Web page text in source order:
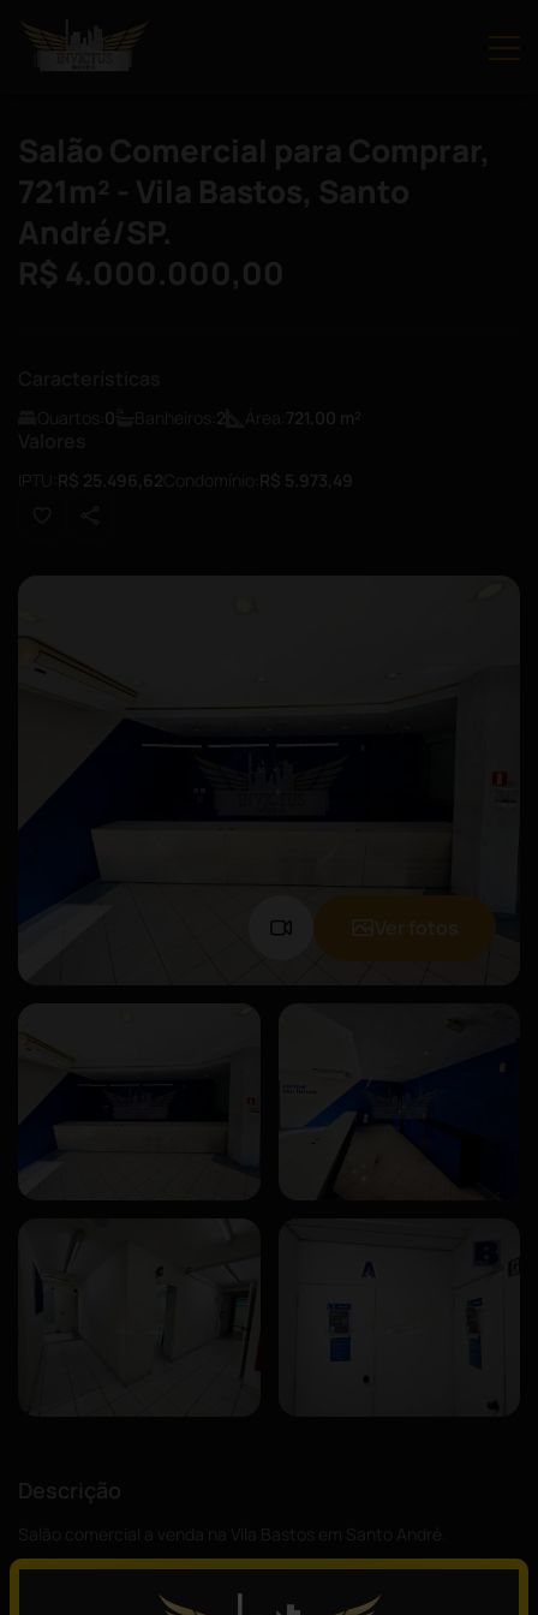
Salão Comercial para Comprar,
721m² - Vila Bastos, Santo
André/SP.
R$ 4.000.000,00
0 2 721,00 m²
R$ 25.496,62 R$ 5.973,49
Ver fotos
Descrição